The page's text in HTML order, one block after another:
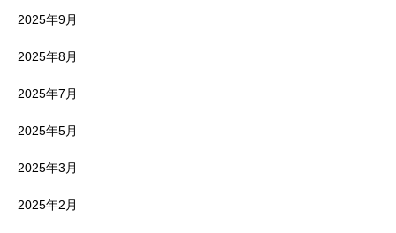
2025年9月
2025年8月
2025年7月
2025年5月
2025年3月
2025年2月